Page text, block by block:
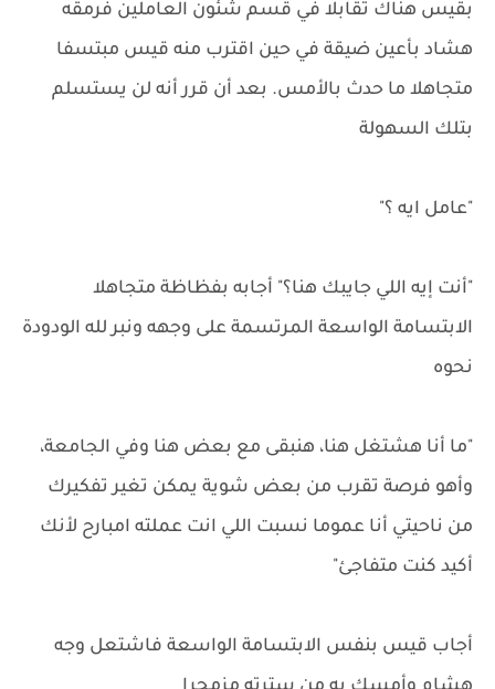
بقيس هناك تقابلا في قسم شئون العاملين فرمقه
هشاد بأعين ضيقة في حين اقترب منه قيس مبتسفا
متجاهلا ما حدث بالأمس. بعد أن قرر أنه لن يستسلم
بتلك السهولة
"عامل ايه ؟"
"أنت إيه اللي جايبك هنا؟" أجابه بفظاظة متجاهلا
الابتسامة الواسعة المرتسمة على وجهه ونبر لله الودودة
نحوه
"ما أنا هشتغل هنا، هنبقى مع بعض هنا وفي الجامعة،
وأهو فرصة تقرب من بعض شوية يمكن تغير تفكيرك
من ناحيتي أنا عموما نسبت اللي انت عملته امبارح لأنك
أكيد كنت متفاجئ"
أجاب قيس بنفس الابتسامة الواسعة فاشتعل وجه